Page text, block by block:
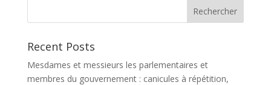
Recent Posts
Mesdames et messieurs les parlementaires et
membres du gouvernement : canicules à répétition,